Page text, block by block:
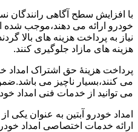
با افزایش سطح آگاهی رانندگان
خودرو ارائه می دهند،موجب شده
نیاز به پرداخت هزینه های بالا
هزینه های مازاد جلوگیری کنند.
پرداخت هزینۀ حق اشتراک امداد
می کنند،بسیار ناچیز می
می توانید از خدمات فنی امداد
امداد خودرو آبتین به عنوان
ارائه خدمات اختصاصی امداد